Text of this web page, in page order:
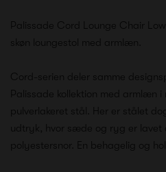
Palissade Cord Lounge Chair
skøn loungestol med armlæn.
Cord-serien deler samme
Palissade kollektion med armlæn i
pulverlakeret stål. Her er stålet
udtryk, hvor sæde og ryg er
polyestersnor. En behagelig og